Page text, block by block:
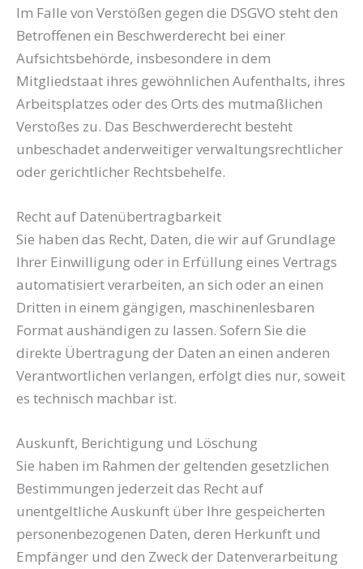
Im Falle von Verstößen gegen die DSGVO steht den
Betroffenen ein Beschwerderecht bei einer
Aufsichtsbehörde, insbesondere in dem
Mitgliedstaat ihres gewöhnlichen Aufenthalts, ihres
Arbeitsplatzes oder des Orts des mutmaßlichen
Verstoßes zu. Das Beschwerderecht besteht
unbeschadet anderweitiger verwaltungsrechtlicher
oder gerichtlicher Rechtsbehelfe.
Recht auf Daten­übertrag­barkeit
Sie haben das Recht, Daten, die wir auf Grundlage
Ihrer Einwilligung oder in Erfüllung eines Vertrags
automatisiert verarbeiten, an sich oder an einen
Dritten in einem gängigen, maschinenlesbaren
Format aushändigen zu lassen. Sofern Sie die
direkte Übertragung der Daten an einen anderen
Verantwortlichen verlangen, erfolgt dies nur, soweit
es technisch machbar ist.
Auskunft, Berichtigung und Löschung
Sie haben im Rahmen der geltenden gesetzlichen
Bestimmungen jederzeit das Recht auf
unentgeltliche Auskunft über Ihre gespeicherten
personenbezogenen Daten, deren Herkunft und
Empfänger und den Zweck der Datenverarbeitung